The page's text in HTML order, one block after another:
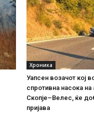
Хроника
Уапсен возачот кој
спротивна насока на
Скопје–Велес, ќе
пријава